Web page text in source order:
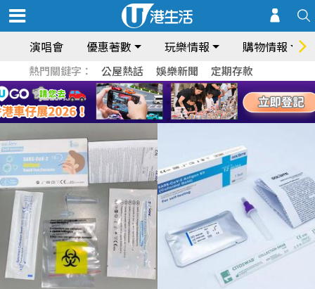
演唱會 優惠著數 玩樂情報 購物情報
熱門關鍵字： 公屋熱話 娛樂新聞 定期存款